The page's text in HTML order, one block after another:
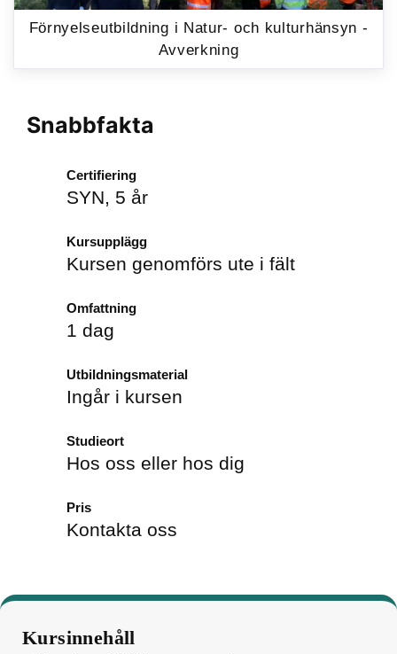
Förnyelse­utbildning i Natur- och kulturhänsyn -
Avverkning
Snabbfakta
Certifiering
SYN, 5 år
Kursupplägg
Kursen genomförs ute i fält
Omfattning
1 dag
Utbildningsmaterial
Ingår i kursen
Studieort
Hos oss eller hos dig
Pris
Kontakta oss
Kursinnehåll